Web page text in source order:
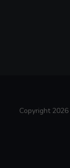
Copyright 2026